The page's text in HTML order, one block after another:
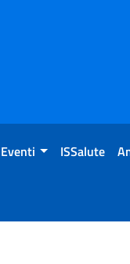
Eventi ISSalute